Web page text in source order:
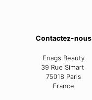
Contactez-nous
Enags Beauty
39 Rue Simart
75018 Paris
France